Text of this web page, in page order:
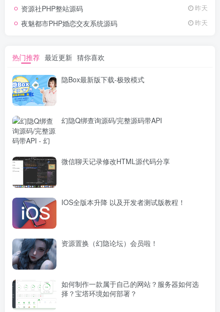
资源社PHP整站源码 昨天
夜魅都市PHP婚恋交友系统源码 昨天
热门推荐 最近更新 猜你喜欢
隐Box最新版下载-极致模式
幻隐Q绑查询源码/完整源码带API
微信聊天记录修改HTML源代码分享
IOS全版本升降 以及开发者测试版教程！
资源置换（幻隐论坛）会员啦！
如何制作一款属于自己的网站？服务器如何选
择？宝塔环境如何部署？